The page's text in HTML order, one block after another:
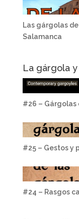
Las gárgolas
Salamanca
La gárgola
#26 –
#25 – Gestos y
#24 – Rasgos